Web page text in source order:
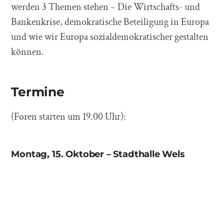
werden 3 Themen stehen – Die Wirtschafts- und
Bankenkrise, demokratische Beteiligung in Europa
und wie wir Europa sozialdemokratischer gestalten
können.
Termine
(Foren starten um 19.00 Uhr):
Montag, 15. Oktober – Stadthalle Wels